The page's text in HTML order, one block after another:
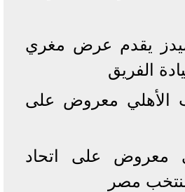
يقدم عرض مغري
الفريق
الأهلي معروض على
معروض على اتحاد
مصر